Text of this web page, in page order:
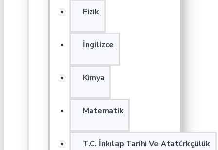
Fizik
İngilizce
Kimya
Matematik
T.C. İnkılap Tarihi Ve Atatürkçülük